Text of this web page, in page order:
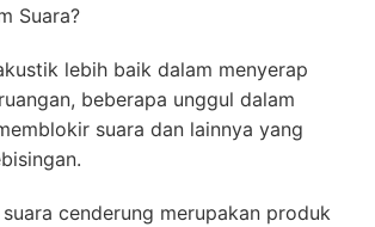
Suara?
lebih baik dalam menyerap
beberapa unggul dalam
suara dan lainnya yang
cenderung merupakan produk